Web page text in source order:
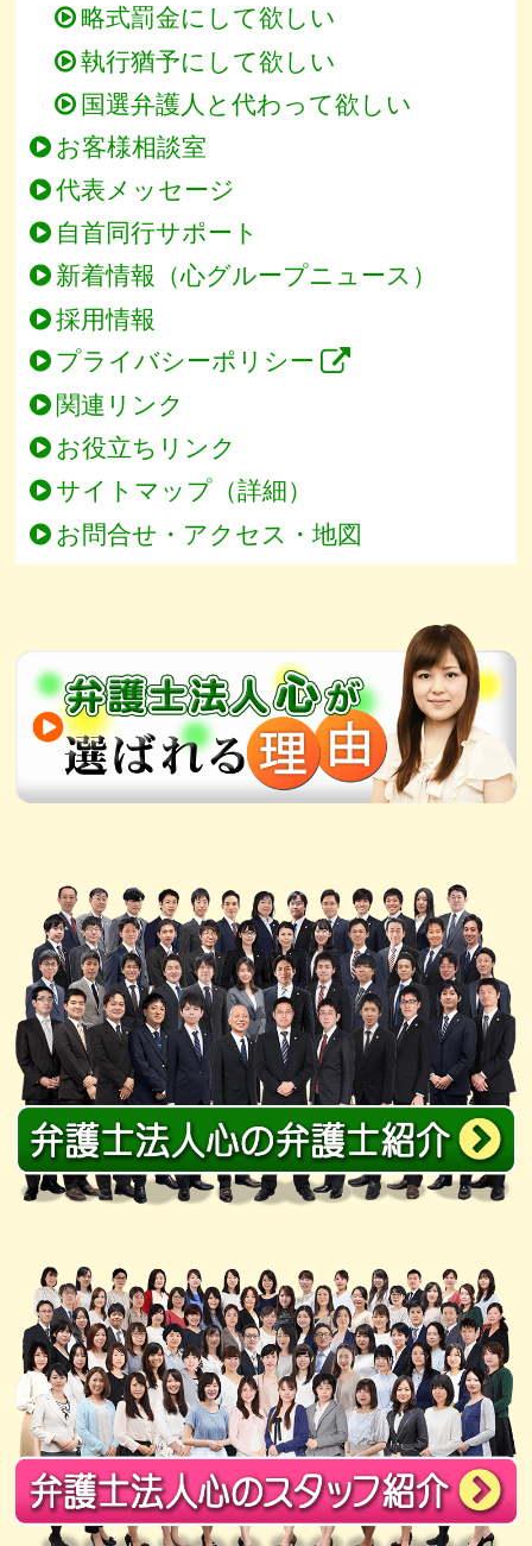
略式罰金にして欲しい
執行猶予にして欲しい
国選弁護人と代わって欲しい
お客様相談室
代表メッセージ
自首同行サポート
新着情報（心グループニュース）
採用情報
プライバシーポリシー
関連リンク
お役立ちリンク
サイトマップ（詳細）
お問合せ・アクセス・地図